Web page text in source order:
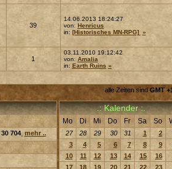
39
14.06.2013 18:24:27
von: Henricus
in: [Historisches MN-RPG] »
1
03.11.2010 19:12:42
von: Amalia
in: Earth Ruins »
alle Zeiten sindGMT
30 704, mehr ..
.: Kalender :.
Mo Di Mi Do Fr Sa So
27 28 29 30 31 1 2
3
4 5 6 7 8 9
10
11 12 13 14 15 16
17
18 19 20 21 22 23